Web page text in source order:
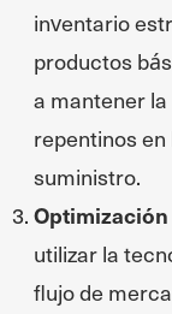
inventario
productos
a mantener
repentinos
suministro.
utilizar la
flujo de